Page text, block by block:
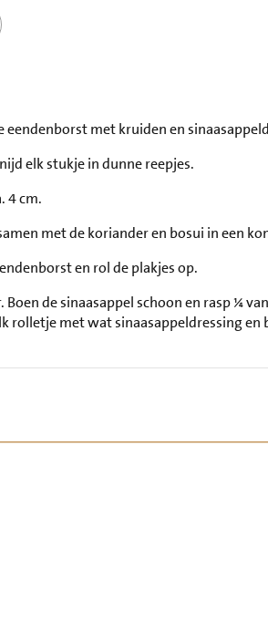
eendenborst met kruiden en
elk stukje in dunne reepjes.
4 cm.
met de koriander en bosui in een
en rol de plakjes op.
de sinaasappel schoon en rasp ¼
rolletje met wat sinaasappeldressing